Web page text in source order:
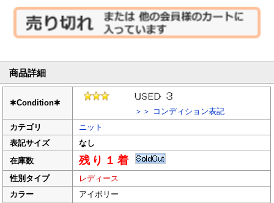
商品詳細
✱Condition✱
＞＞ コンディション表記
カテゴリ
ニット
表記サイズ
なし
在庫数
残り１着
性別タイプ
レディース
カラー
アイボリー